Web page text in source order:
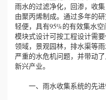
雨水的过滤净化，回渗，收
由聚丙烯制成。通过多年的
轻便，具有95%的有效集水空
模块式设计可按工程设计需
领域，景观园林，排水渠等
严重的水危机问题，并带动
新兴产业。
一、雨水收集系统的先进